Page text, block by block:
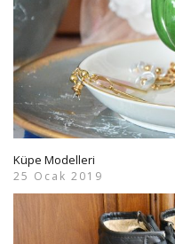
Küpe Modelleri
25 Ocak 2019